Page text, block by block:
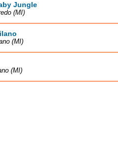
Jungle
(MI)
(MI)
(MI)